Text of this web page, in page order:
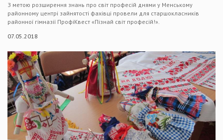
З метою розширення знань про світ професій днями у Менському
районному центрі зайнятості фахівці провели для старшокласників
районної гімназії ПрофіКвест «Пізнай світ професій!».
07.05.2018